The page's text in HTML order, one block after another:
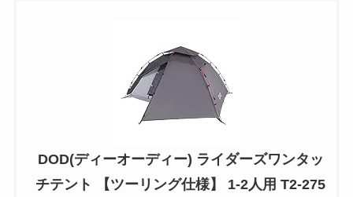
DOD(ディーオーディー) ライダーズワンタッ
チテント 【ツーリング仕様】 1-2人用 T2-275